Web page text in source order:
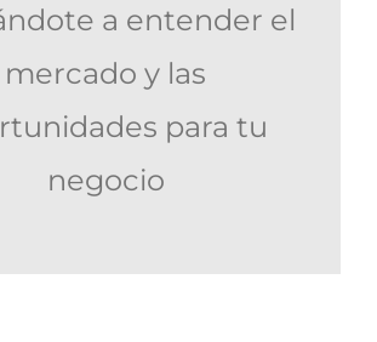
a entender el
mercado y las
para tu
negocio